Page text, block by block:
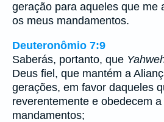
geração para aqueles que me
os meus mandamentos.
Deuteronômio 7:9
Saberás, portanto, que
Deus fiel, que mantém a
gerações, em favor daqueles
reverentemente e obedecem
mandamentos;